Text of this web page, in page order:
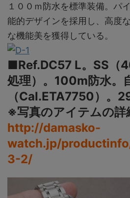
１００ｍ防水を標準装備。パ
能的デザインを採用し、高度
な機能美を獲得している。
■Ref.DC57 L。SS（
処理）。100m防水。
（Cal.ETA7750）。
※写真のアイテムの詳
http://damasko-
watch.jp/
3-2/